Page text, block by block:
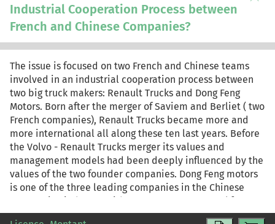
Industrial Cooperation Process between
French and Chinese Companies?
The issue is focused on two French and Chinese teams
involved in an industrial cooperation process between
two big truck makers: Renault Trucks and Dong Feng
Motors. Born after the merger of Saviem and Berliet ( two
French companies), Renault Trucks became more and
more international all along these ten last years. Before
the Volvo - Renault Trucks merger its values and
management models had been deeply influenced by the
values of the two founder companies. Dong Feng motors
is one of the three leading companies in the Chinese
automotive industry. With a 124 000 persons workforce,
this industrial group manufactures 120 000 trucks and